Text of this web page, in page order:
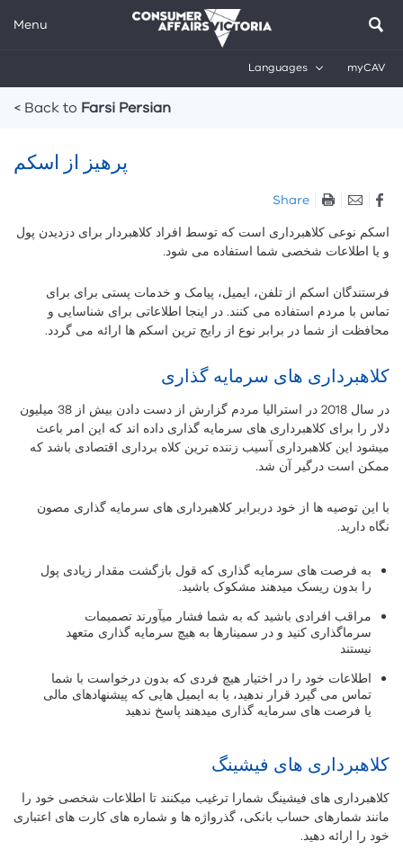
Menu
Languages myCAV
< Back to Farsi Persian
پرهیز از اسکم
and
Share
اسکم نوعی کلاهبرداری است که توسط افراد کلاهبردار برای دزدیدن پول
و یا اطلاعات شخصی شما استفاده می شود.
فرستندگان اسکم از تلفن، ایمیل، پیامک و خدمات پستی برای برای
تماس با مردم استفاده می کنند. در اینجا اطلاعاتی برای شناسایی و
محافظت از شما در برابر نوع از رایج ترین اسکم ها ارائه می گردد.
کلاهبرداری های سرمایه گذاری
در سال 2018 در استرالیا مردم گزارش از دست دادن بیش از 38 میلیون
دلار را برای کلاهبرداری های سرمایه گذاری داده اند که این امر باعث
میشود این کلاهبرداری آسیب زننده ترین کلاه برداری اقتصادی باشد که
ممکن است درگیر آن شد.
با این توصیه ها از خود دربرابر کلاهبرداری های سرمایه گذاری مصون
نگاه دارید.
به فرصت های سرمایه گذاری که قول بازگشت مقدار زیادی پول
را بدون ریسک میدهند مشکوک باشید.
مراقب افرادی باشید که به شما فشار میآورند تصمیمات
سرماگذاری کنید و در سمینارها به هیچ سرمایه گذاری متعهد
نیستند
اطلاعات خود را در اختیار هیچ فردی که بدون درخواست با شما
تماس می گیرد قرار ندهید، یا به ایمیل هایی که پیشنهادهای مالی
یا فرصت های سرمایه گذاری میدهند پاسخ ندهید
کلاهبرداری های فیشینگ
کلاهبرداری های فیشینگ شمارا ترغیب میکنند تا اطلاعات شخصی خود را
مانند شمارهای حساب بانکی، گذرواژه ها و شماره های کارت های اعتباری
خود را ارائه دهید.